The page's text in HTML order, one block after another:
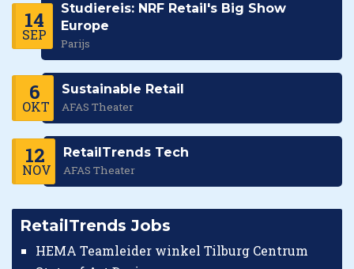
14
SEP
Studiereis: NRF Retail's Big Show
Europe
Parijs
6
OKT
Sustainable Retail
AFAS Theater
12
NOV
RetailTrends Tech
AFAS Theater
RetailTrends Jobs
HEMA Teamleider winkel Tilburg Centrum